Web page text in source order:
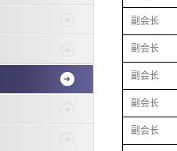
副会长
副会长
副会长
副会长
副会长